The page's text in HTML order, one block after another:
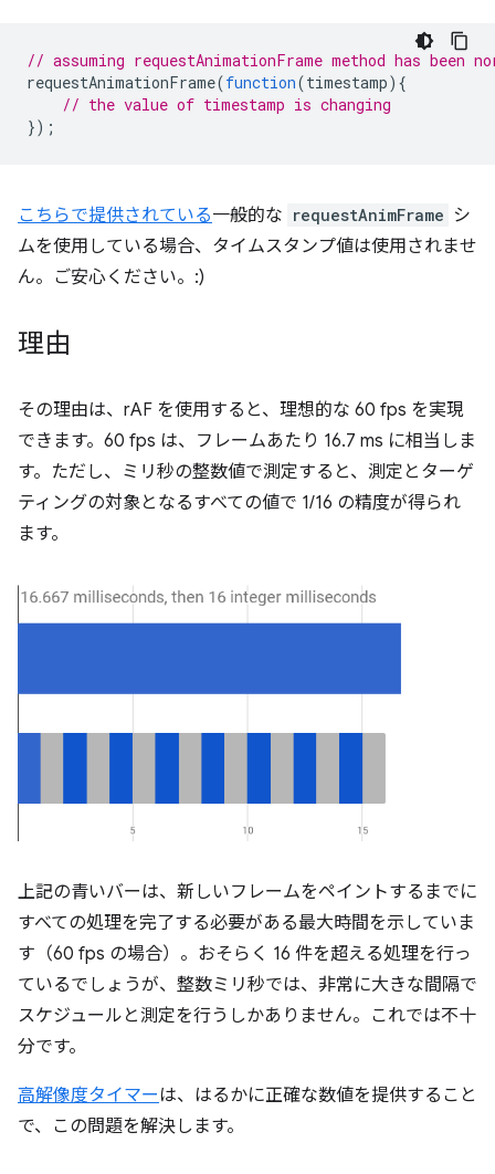
// assuming requestAnimationFrame method has
requestAnimationFrame(function(timestamp){
// the value of timestamp is changing
});
こちらで提供されている一般的な requestAnimFrame シ
ムを使用している場合、タイムスタンプ値は使用されませ
ん。ご安心ください。:)
理由
その理由は、rAF を使用すると、理想的な 60 fps を実現
できます。60 fps は、フレームあたり 16.7 ms に相当しま
す。ただし、ミリ秒の整数値で測定すると、測定とターゲ
ティングの対象となるすべての値で 1/16 の精度が得られ
ます。
上記の青いバーは、新しいフレームをペイントするまでに
すべての処理を完了する必要がある最大時間を示していま
す（60 fps の場合）。おそらく 16 件を超える処理を行っ
ているでしょうが、整数ミリ秒では、非常に大きな間隔で
スケジュールと測定を行うしかありません。これでは不十
分です。
高解像度タイマーは、はるかに正確な数値を提供すること
で、この問題を解決します。